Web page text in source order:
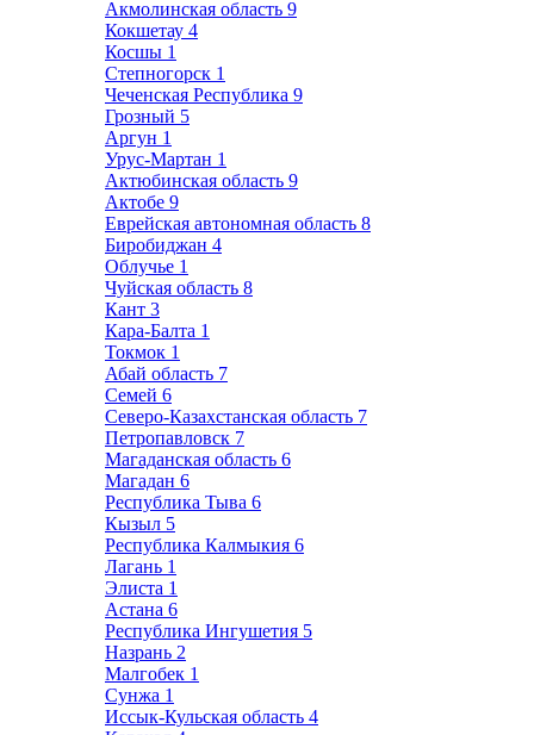
Акмолинская область 9
Кокшетау 4
Косшы 1
Степногорск 1
Чеченская Республика 9
Грозный 5
Аргун 1
Урус-Мартан 1
Актюбинская область 9
Актобе 9
Еврейская автономная область 8
Биробиджан 4
Облучье 1
Чуйская область 8
Кант 3
Кара-Балта 1
Токмок 1
Абай область 7
Семей 6
Северо-Казахстанская область 7
Петропавловск 7
Магаданская область 6
Магадан 6
Республика Тыва 6
Кызыл 5
Республика Калмыкия 6
Лагань 1
Элиста 1
Астана 6
Республика Ингушетия 5
Назрань 2
Малгобек 1
Сунжа 1
Иссык-Кульская область 4